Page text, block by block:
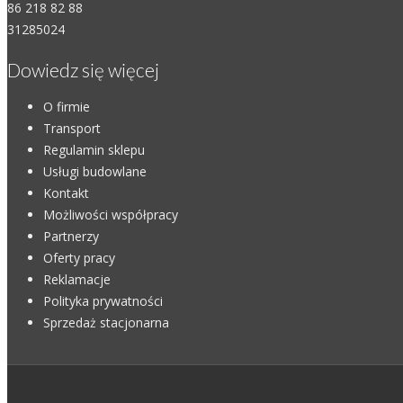
86 218 82 88
31285024
Dowiedz się więcej
O firmie
Transport
Regulamin sklepu
Usługi budowlane
Kontakt
Możliwości współpracy
Partnerzy
Oferty pracy
Reklamacje
Polityka prywatności
Sprzedaż stacjonarna